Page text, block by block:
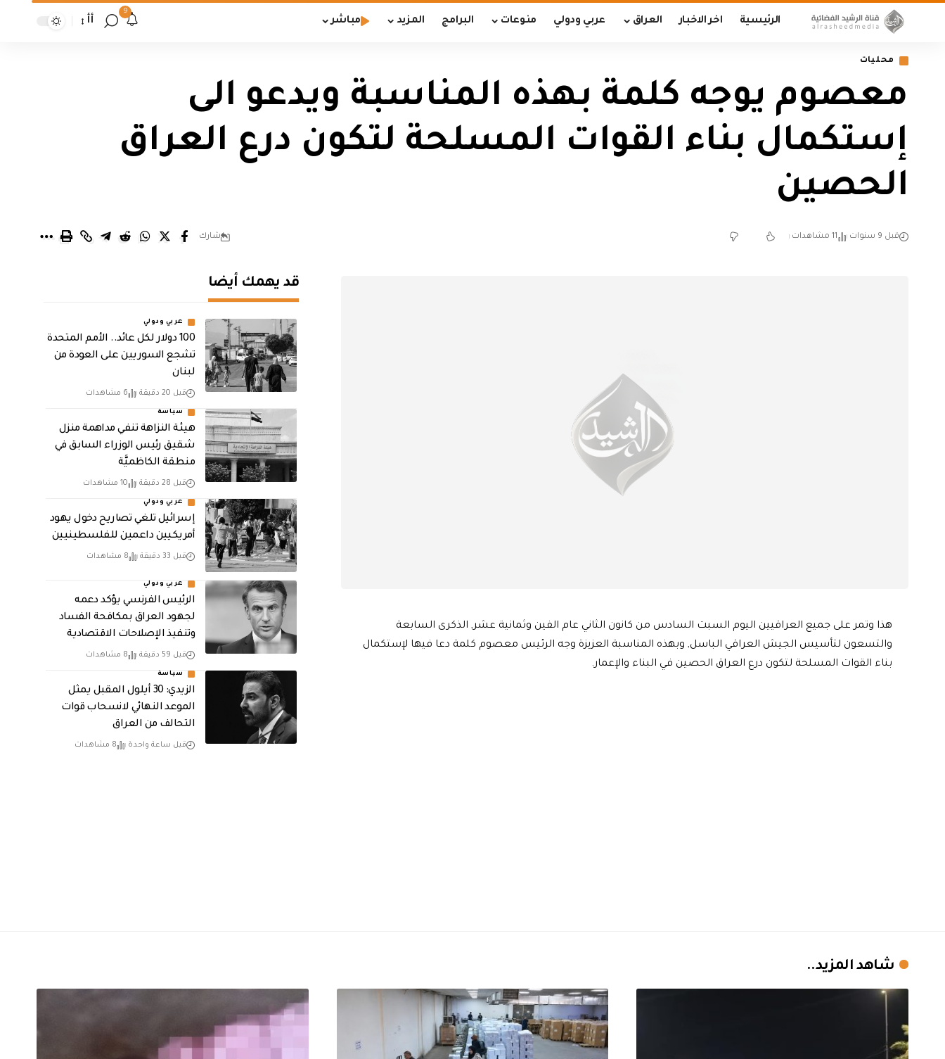
الرئيسية اخر الاخبار العراق عربي ودولي منوعات البرامج المزيد مباشر
9
أأ
محليات
معصوم يوجه كلمة بهذه المناسبة ويدعو الى
إستكمال بناء القوات المسلحة لتكون درع العراق
الحصين
قبل 9 سنوات 11 مشاهدات شارك
هذا وتمر على جميع العراقيين اليوم السبت السادس من كانون الثاني عام الفين وثمانية عشر, الذكرى السابعة
والتسعون لتأسيس الجيش العراقي الباسل, وبهذه المناسبة العزيزة وجه الرئيس معصوم كلمة دعا فيها لإستكمال
بناء القوات المسلحة لتكون درع العراق الحصين في البناء والإعمار.
قد يهمك أيضا
عربي ودولي
100 دولار لكل عائد.. الأمم المتحدة
تشجع السوريين على العودة من
لبنان
قبل 20 دقيقة 6 مشاهدات
سياسة
هيئة النزاهة تنفي مداهمة منزل
شقيق رئيس الوزراء السابق في
منطقة الكاظميَّة
قبل 28 دقيقة 10 مشاهدات
عربي ودولي
إسرائيل تلغي تصاريح دخول يهود
أمريكيين داعمين للفلسطينيين
قبل 33 دقيقة 8 مشاهدات
عربي ودولي
الرئيس الفرنسي يؤكد دعمه
لجهود العراق بمكافحة الفساد
وتنفيذ الإصلاحات الاقتصادية
قبل 59 دقيقة 8 مشاهدات
سياسة
الزيدي: 30 أيلول المقبل يمثل
الموعد النهائي لانسحاب قوات
التحالف من العراق
قبل ساعة واحدة 8 مشاهدات
شاهد المزيد..